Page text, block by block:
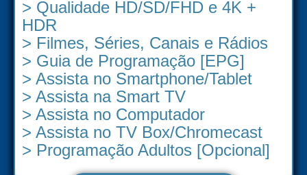
> Qualidade HD/SD/FHD e 4K +
HDR
> Filmes, Séries, Canais e Rádios
> Guia de Programação [EPG]
> Assista no Smartphone/Tablet
> Assista na Smart TV
> Assista no Computador
> Assista no TV Box/Chromecast
> Programação Adultos [Opcional]